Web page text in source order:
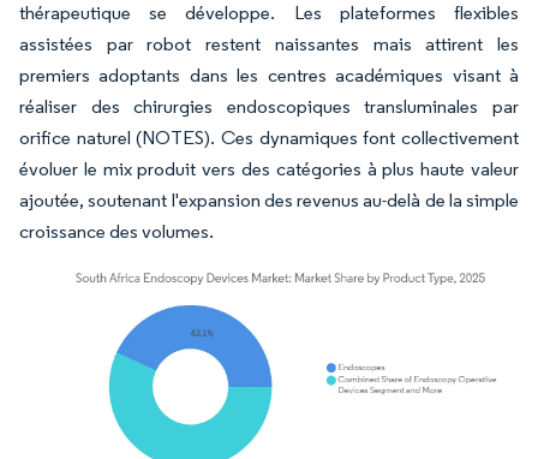
thérapeutique se développe. Les plateformes flexibles
assistées par robot restent naissantes mais attirent les
premiers adoptants dans les centres académiques visant à
réaliser des chirurgies endoscopiques transluminales par
orifice naturel (NOTES). Ces dynamiques font collectivement
évoluer le mix produit vers des catégories à plus haute valeur
ajoutée, soutenant l'expansion des revenus au-delà de la simple
croissance des volumes.